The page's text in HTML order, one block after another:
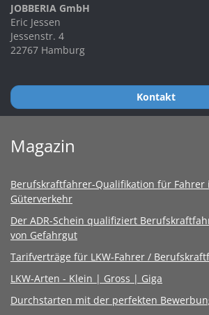
JOBBERIA GmbH
Eric Jessen
Jessenstr. 4
22767 Hamburg
Kontakt
Magazin
Berufskraftfahrer-Qualifikation für Fahrer
Güterverkehr
Der ADR-Schein qualifiziert
von Gefahrgut
Tarifverträge für LKW-Fahrer /
LKW-Arten - Klein | Gross | Giga
Durchstarten mit der perfekten